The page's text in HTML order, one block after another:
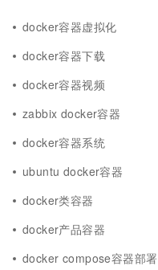
docker容器虚拟化
docker容器下载
docker容器视频
zabbix docker容器
docker容器系统
ubuntu docker容器
docker类容器
docker产品容器
docker compose容器部署